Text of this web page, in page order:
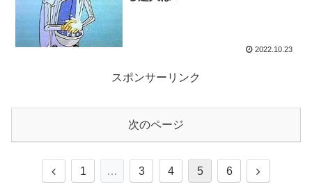
2022.10.23
スポンサーリンク
次のページ
1 … 3 4 5 6